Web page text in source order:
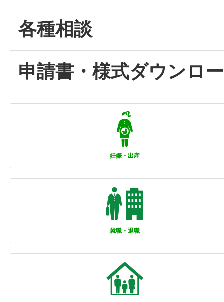
各種相談
申請書・様式ダウンロ
妊娠・出産
就職・退職